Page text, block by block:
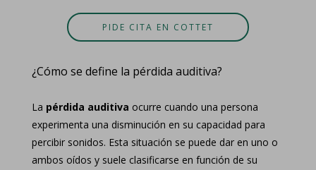
PIDE CITA EN COTTET
¿Cómo se define la pérdida auditiva?
La pérdida auditiva ocurre cuando una persona
experimenta una disminución en su capacidad para
percibir sonidos. Esta situación se puede dar en uno o
ambos oídos y suele clasificarse en función de su